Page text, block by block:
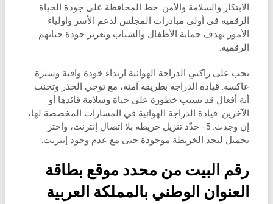
الابتكار والسلامة والأمن. خط المحافظة على جودة الحياة
الرقمية في أولى مبادرات المجلس لدعم الأسر وأولياء
الأمور بهدف حماية الأطفال والشباب وتعزيز جودة حياتهم
الرقمية.
يجب على راكبي الدراجة الهوائية ارتداء خوذة واقية وسترة
عاكسة. قيادة الدراجة بطريقة آمنة، مع توخي الحذر وتجنب
أية أفعال قد تسبب خطورة على حياة وسلامة قائدها أو
الآخرين. قيادة الدراجة الهوائية في المسارات المخصصة لها،
إن وجدت. 5- حدّد تنزيل خريطة بلا اتصال إنترنت، واختر
تحميل لتجد الخريطة موجودة حتى مع عدم وجود إنترنت.
رقم البيت من محدد موقع بطاقة
العنوان الوطني بالمملكة العربية